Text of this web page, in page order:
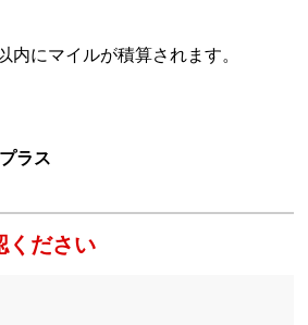
内にマイルが積算されます。
ラス
ください